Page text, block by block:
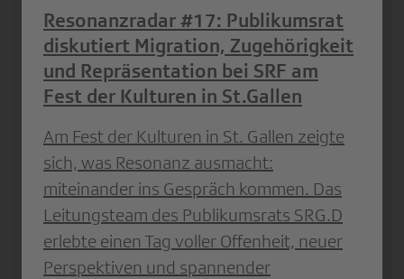
Resonanzradar #17: Publikumsrat
diskutiert Migration, Zugehörigkeit
und Repräsentation bei SRF am
Fest der Kulturen in St.Gallen
Am Fest der Kulturen in St. Gallen zeigte
sich, was Resonanz ausmacht:
miteinander ins Gespräch kommen. Das
Leitungsteam des Publikumsrats SRG.D
erlebte einen Tag voller Offenheit, neuer
Perspektiven und spannender